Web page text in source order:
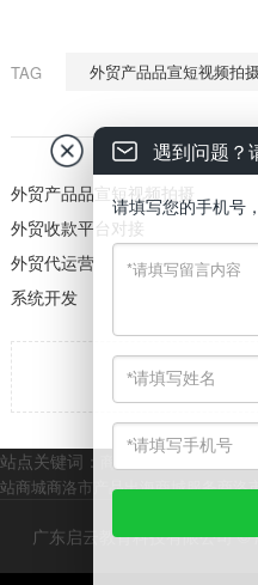
TAG 外贸产品品宣短视频拍
外贸产品品宣短视频拍摄
外贸收款平台对接
外贸代运营
系统开发
站点关键词： 商洛市跨境电商平台
站商城商洛市产品出海商城服务商洛
广东启云教育科技有限公司
遇到问题？
请填写您的手机号